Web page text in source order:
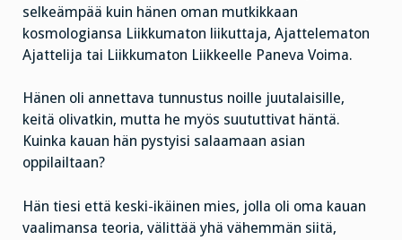
selkeämpää kuin hänen oman mutkikkaan
kosmologiansa Liikkumaton liikuttaja, Ajattelematon
Ajattelija tai Liikkumaton Liikkeelle Paneva Voima.
Hänen oli annettava tunnustus noille juutalaisille,
keitä olivatkin, mutta he myös suututtivat häntä.
Kuinka kauan hän pystyisi salaamaan asian
oppilailtaan?
Hän tiesi että keski-ikäinen mies, jolla oli oma kauan
vaalimansa teoria, välittää yhä vähemmän siitä,